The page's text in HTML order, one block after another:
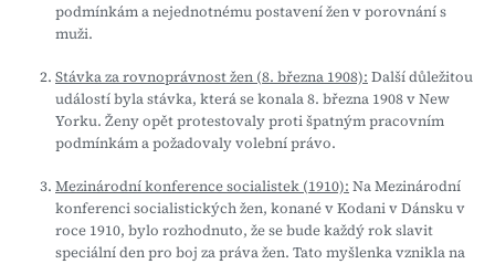
podmínkám a nejednotnému postavení žen v porovnání s
muži.
Stávka za rovnoprávnost žen (8. března 1908): Další důležitou
událostí byla stávka, která se konala 8. března 1908 v New
Yorku. Ženy opět protestovaly proti špatným pracovním
podmínkám a požadovaly volební právo.
Mezinárodní konference socialistek (1910): Na Mezinárodní
konferenci socialistických žen, konané v Kodani v Dánsku v
roce 1910, bylo rozhodnuto, že se bude každý rok slavit
speciální den pro boj za práva žen. Tato myšlenka vznikla na